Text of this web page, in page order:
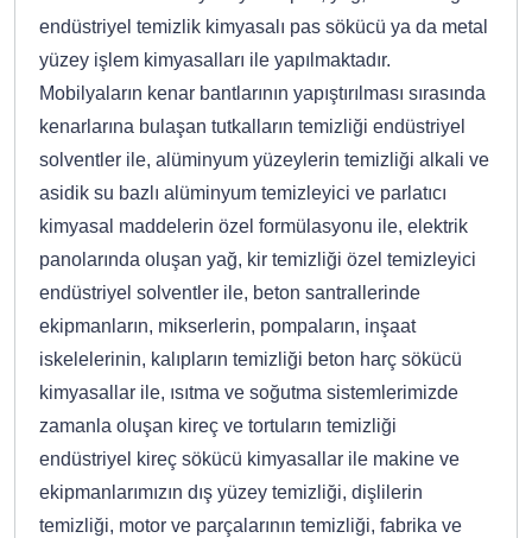
endüstriyel temizlik kimyasalı pas sökücü ya da metal
yüzey işlem kimyasalları ile yapılmaktadır.
Mobilyaların kenar bantlarının yapıştırılması sırasında
kenarlarına bulaşan tutkalların temizliği endüstriyel
solventler ile, alüminyum yüzeylerin temizliği alkali ve
asidik su bazlı alüminyum temizleyici ve parlatıcı
kimyasal maddelerin özel formülasyonu ile, elektrik
panolarında oluşan yağ, kir temizliği özel temizleyici
endüstriyel solventler ile, beton santrallerinde
ekipmanların, mikserlerin, pompaların, inşaat
iskelelerinin, kalıpların temizliği beton harç sökücü
kimyasallar ile, ısıtma ve soğutma sistemlerimizde
zamanla oluşan kireç ve tortuların temizliği
endüstriyel kireç sökücü kimyasallar ile makine ve
ekipmanlarımızın dış yüzey temizliği, dişlilerin
temizliği, motor ve parçalarının temizliği, fabrika ve